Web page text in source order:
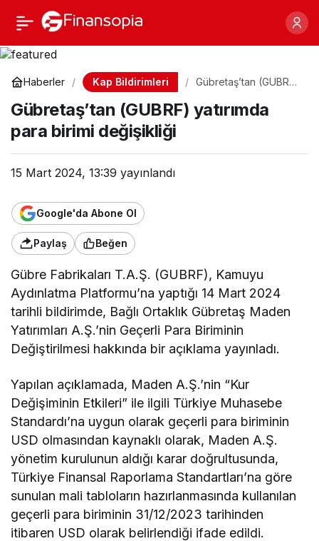
Haberler Kap Bildirimleri
Gübretaş’tan (GUBRF)
değişikliği
Gübretaş’tan (GUBRF) yatırımda
para birimi değişikliği
15 Mart 2024, 13:39 yayınlandı
Google'da Abone Ol
Paylaş Beğen
Gübre Fabrikaları T.A.Ş. (GUBRF), Kamuyu
Aydınlatma Platformu’na yaptığı 14 Mart 2024
tarihli bildirimde, Bağlı Ortaklık Gübretaş Maden
Yatırımları A.Ş.’nin Geçerli Para Biriminin
Değiştirilmesi hakkında bir açıklama yayınladı.
Yapılan açıklamada, Maden A.Ş.’nin “Kur
Değişiminin Etkileri” ile ilgili Türkiye Muhasebe
Standardı’na uygun olarak geçerli para biriminin
USD olmasından kaynaklı olarak, Maden A.Ş.
yönetim kurulunun aldığı karar doğrultusunda,
Türkiye Finansal Raporlama Standartları’na göre
sunulan mali tabloların hazırlanmasında kullanılan
geçerli para biriminin 31/12/2023 tarihinden
itibaren USD olarak belirlendiği ifade edildi.
Gübretaş’tan (GUBRF)
yatırımda para birimi
Paylaş